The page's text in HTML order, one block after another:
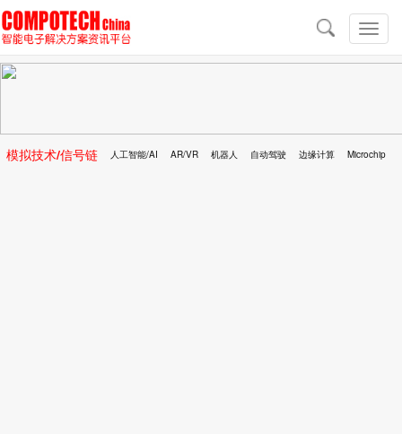
切
换
导
导
航
模拟技术/信号链 人工智能/AI AR/VR 机器人 自动驾驶 边缘计算 Microchip